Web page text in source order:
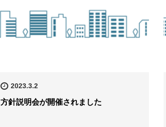
2023.3.2
方針説明会が開催されました